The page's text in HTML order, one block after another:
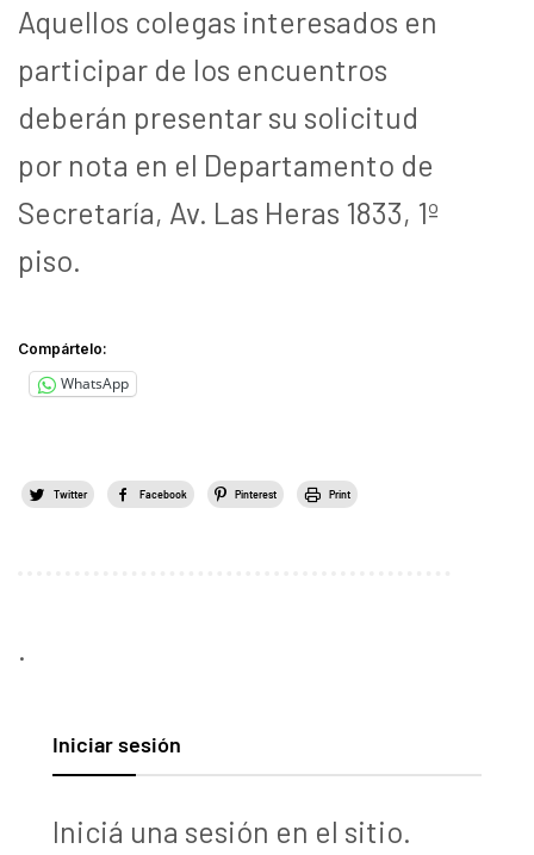
Aquellos colegas interesados en
participar de los encuentros
deberán presentar su solicitud
por nota en el Departamento de
Secretaría, Av. Las Heras 1833, 1º
piso.
Compártelo:
WhatsApp
Twitter Facebook Pinterest Print
.
Iniciar sesión
Iniciá una sesión en el sitio.